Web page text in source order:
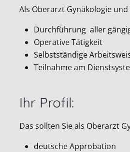
Als Oberarzt Gynäkologie
Durchführung aller
Operative Tätigkeit
Selbstständige
Teilnahme am
Ihr Profil:
Das sollten Sie als Oberarzt
deutsche Approbation